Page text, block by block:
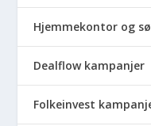
Hjemmekontor og
Dealflow kampanjer
Folkeinvest